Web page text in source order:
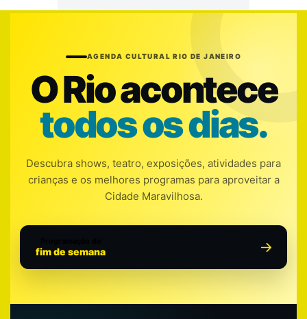
AGENDA CULTURAL RIO DE JANEIRO
O Rio acontece
todos os dias.
Descubra shows, teatro, exposições, atividades para
crianças e os melhores programas para aproveitar a
Cidade Maravilhosa.
fim de semana